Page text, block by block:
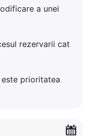
a unei
rezervarii cat
prioritatea